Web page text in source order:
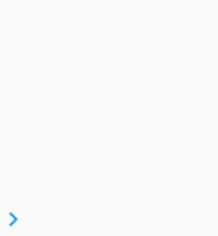
navigate_next